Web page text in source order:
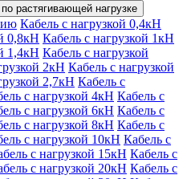
растягивающей нагрузке
Кабель с нагрузкой 0,4кН
0,8кН Кабель с нагрузкой 1кН
1,4кН Кабель с нагрузкой
2кН Кабель с нагрузкой
2,7кН Кабель с
с нагрузкой 4кН Кабель с
с нагрузкой 6кН Кабель с
с нагрузкой 8кН Кабель с
с нагрузкой 10кН Кабель с
с нагрузкой 15кН Кабель с
с нагрузкой 20кН Кабель с